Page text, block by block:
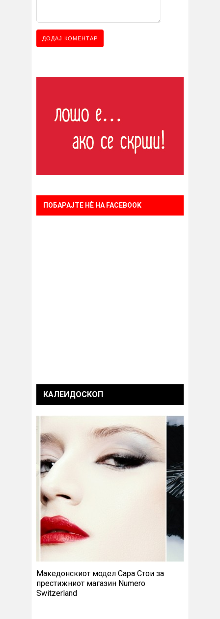
ПОБАРАЈТЕ НÈ НА FACEBOOK
КАЛЕИДОСКОП
Македонскиот модел Сара Стои за
престижниот магазин Numero
Switzerland